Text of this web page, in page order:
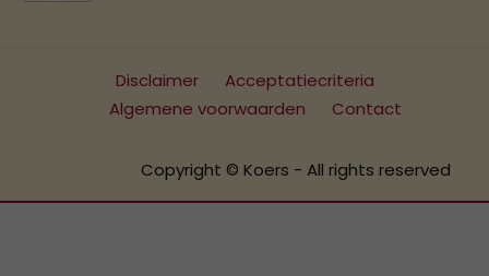
Disclaimer
Acceptatiecriteria
Algemene voorwaarden
Contact
Copyright © Koers - All rights reserved